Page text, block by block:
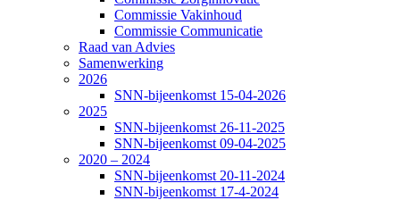
Commissie Vakinhoud
Commissie Communicatie
Raad van Advies
Samenwerking
2026
SNN-bijeenkomst 15-04-2026
2025
SNN-bijeenkomst 26-11-2025
SNN-bijeenkomst 09-04-2025
2020 – 2024
SNN-bijeenkomst 20-11-2024
SNN-bijeenkomst 17-4-2024